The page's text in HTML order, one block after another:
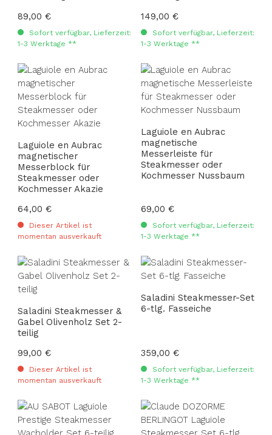
Regulärer Preis:
89,00 €
Sofort verfügbar, Lieferzeit:
1-3 Werktage **
Regulärer Preis:
149,00 €
Sofort verfügbar, Lieferzeit:
1-3 Werktage **
Laguiole en Aubrac
magnetischer
Messerblock für
Steakmesser oder
Kochmesser Akazie
Regulärer Preis:
64,00 €
Dieser Artikel ist
momentan ausverkauft
Laguiole en Aubrac
magnetische
Messerleiste für
Steakmesser oder
Kochmesser Nussbaum
Regulärer Preis:
69,00 €
Sofort verfügbar, Lieferzeit:
1-3 Werktage **
Saladini Steakmesser &
Gabel Olivenholz Set 2-
teilig
Regulärer Preis:
99,00 €
Dieser Artikel ist
momentan ausverkauft
Saladini Steakmesser-Set
6-tlg. Fasseiche
Regulärer Preis:
359,00 €
Sofort verfügbar, Lieferzeit:
1-3 Werktage **